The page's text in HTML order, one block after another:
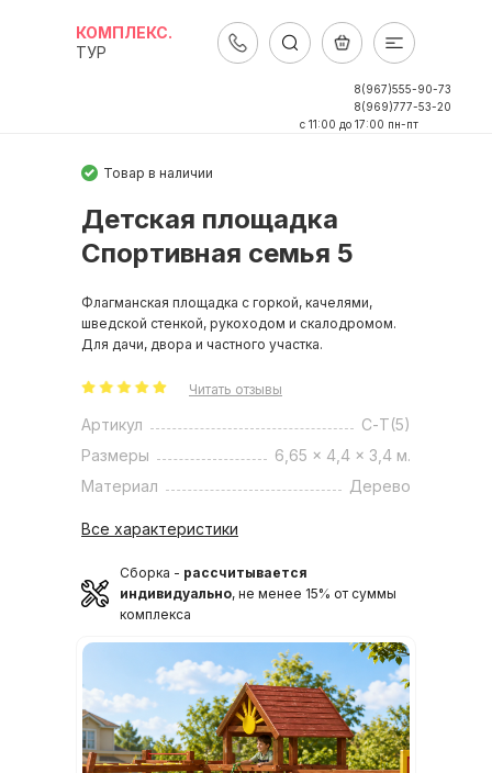
КОМПЛЕКС.
ТУР
8(967)555-90-73
8(969)777-53-20
c 11:00 до 17:00 пн-пт
Товар в наличии
Детская площадка
Спортивная семья 5
Флагманская площадка с горкой, качелями,
шведской стенкой, рукоходом и скалодромом.
Для дачи, двора и частного участка.
Читать отзывы
Артикул
С-Т(5)
Размеры
6,65 x 4,4 x 3,4 м.
Материал
Дерево
Все характеристики
Сборка - рассчитывается
индивидуально, не менее 15% от суммы
комплекса